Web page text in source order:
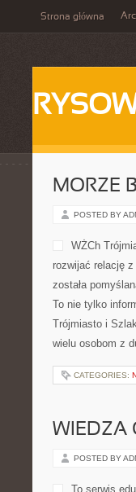
Strona główna
MORZE
POSTED BY
WŻCh
rozwijać relację
została
To nie tylko
Trójmiasto i
wielu osobom z
CATEGORIES:
WIEDZA
POSTED BY
To serwis